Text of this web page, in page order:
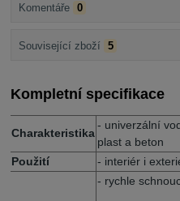
Komentáře 0
Související zboží 5
Kompletní specifikace
Charakteristika
- univerzální
plast a beton
Použití
- interiér i
- rychle